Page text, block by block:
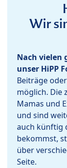
Wir
Nach vielen
unser HiPP
Beiträge
möglich. Die
Mamas und
und sind
auch künftig
bekommst,
über
Seite.